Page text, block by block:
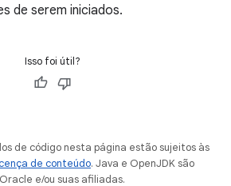
de serem iniciados.
Isso foi útil?
de código nesta página estão sujeitos às
de conteúdo. Java e OpenJDK são
e/ou suas afiliadas.